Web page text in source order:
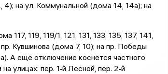
4); на ул. Коммунальной (дома 14, 14а); на
117, 119, 119/1, 121, 131, 133, 135, 137, 141,
пр. Кувшинова (дома 7, 10); на пр. Победы
А ещё отключение коснётся частного
улицах: пер. 1‑й Лесной, пер. 2‑й